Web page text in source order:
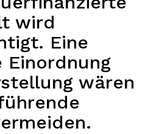
wird
Eine
Einordnung
wären